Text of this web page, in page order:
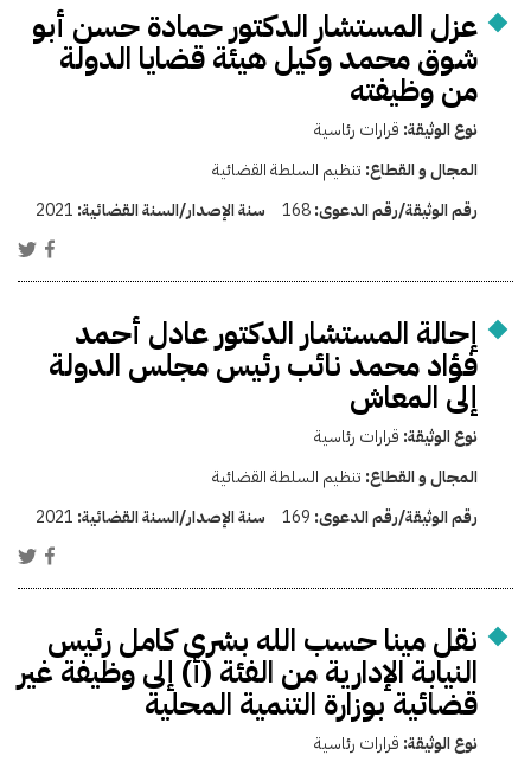
عزل المستشار الدكتور حمادة حسن أبو
شوق محمد وكيل هيئة قضايا الدولة
من وظيفته
نوع الوثيقة: قرارات رئاسية
المجال و القطاع: تنظيم السلطة القضائية
رقم الوثيقة/رقم الدعوى:168 سنة الإصدار/السنة القضائية: 2021
إحالة المستشار الدكتور عادل أحمد
فؤاد محمد نائب رئيس مجلس الدولة
إلى المعاش
نوع الوثيقة: قرارات رئاسية
المجال و القطاع: تنظيم السلطة القضائية
رقم الوثيقة/رقم الدعوى: 169 سنة الإصدار/السنة القضائية: 2021
نقل مينا حسب الله بشرى كامل رئيس
النيابة الإدارية من الفئة (أ) إلى وظيفة غير
قضائية بوزارة التنمية المحلية
نوع الوثيقة: قرارات رئاسية